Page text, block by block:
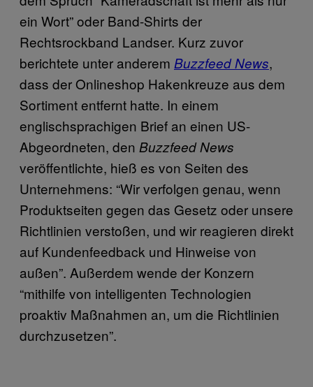
ein Wort” oder Band-Shirts der
Rechtsrockband Landser. Kurz zuvor
berichtete unter anderem Buzzfeed News,
dass der Onlineshop Hakenkreuze aus dem
Sortiment entfernt hatte. In einem
englischsprachigen Brief an einen US-
Abgeordneten, den Buzzfeed News
veröffentlichte, hieß es von Seiten des
Unternehmens: “Wir verfolgen genau, wenn
Produktseiten gegen das Gesetz oder unsere
Richtlinien verstoßen, und wir reagieren direkt
auf Kundenfeedback und Hinweise von
außen”. Außerdem wende der Konzern
“mithilfe von intelligenten Technologien
proaktiv Maßnahmen an, um die Richtlinien
durchzusetzen”.